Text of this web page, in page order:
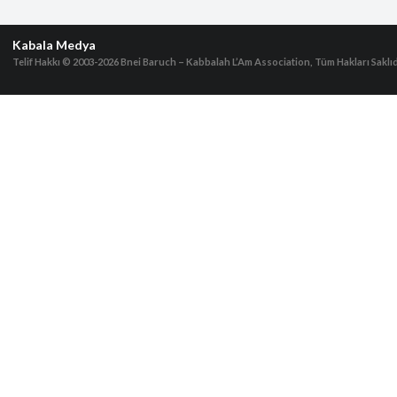
Kabala Medya
Telif Hakkı © 2003-2026Bnei Baruch – Kabbalah L’Am Association, Tüm Hakları